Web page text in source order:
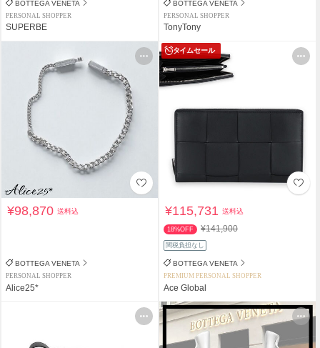
BOTTEGA VENETA
PERSONAL SHOPPER
SUPERBE
BOTTEGA VENETA
PERSONAL SHOPPER
TonyTony
¥98,870送料込
BOTTEGA VENETA
PERSONAL SHOPPER
Alice25*
タイムセール
¥115,731送料込
18%OFF ¥141,900
関税負担なし
BOTTEGA VENETA
PREMIUM PERSONAL SHOPPER
Ace Global